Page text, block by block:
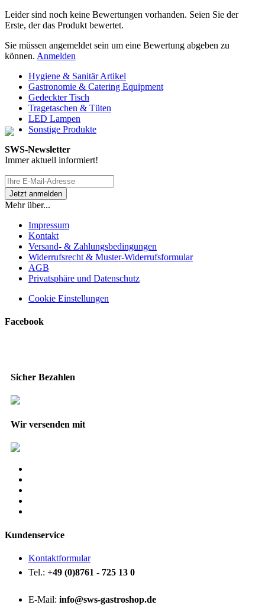
Leider sind noch keine Bewertungen vorhanden. Seien Sie der
Erste, der das Produkt bewertet.
Sie müssen angemeldet sein um eine Bewertung abgeben zu
können. Anmelden
Hygiene & Sanitär Artikel
Gastronomie & Catering Equipment
Gedeckter Tisch
Tragetaschen & Tüten
LED Lampen
Sonstige Produkte
SWS-Newsletter
Immer aktuell informiert!
Mehr über...
Impressum
Kontakt
Versand- & Zahlungsbedingungen
Widerrufsrecht & Muster-Widerrufsformular
AGB
Privatsphäre und Datenschutz
Cookie Einstellungen
Facebook
Sicher Bezahlen
Wir versenden mit
Kundenservice
Kontaktformular
Tel.: +49 (0)8761 - 725 13 0
E-Mail: info@sws-gastroshop.de